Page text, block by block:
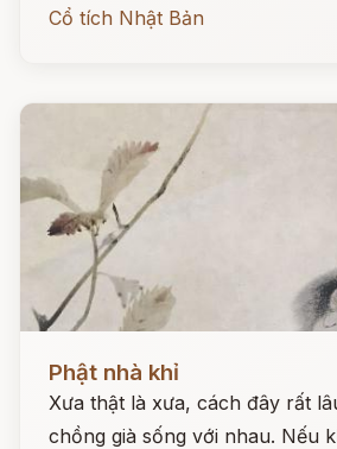
Cổ tích Nhật Bản
Phật nhà khỉ
Xưa thật là xưa, cách đây rất
chồng già sống với nhau. Nếu